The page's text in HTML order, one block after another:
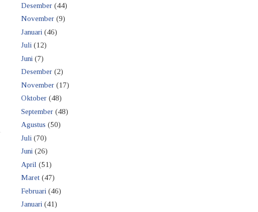
Desember (44)
November (9)
Januari (46)
Juli (12)
Juni (7)
Desember (2)
November (17)
Oktober (48)
September (48)
Agustus (50)
Juli (70)
Juni (26)
April (51)
Maret (47)
Februari (46)
Januari (41)